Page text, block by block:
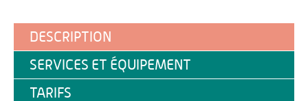
DESCRIPTION
SERVICES ET ÉQUIPEMENT
TARIFS